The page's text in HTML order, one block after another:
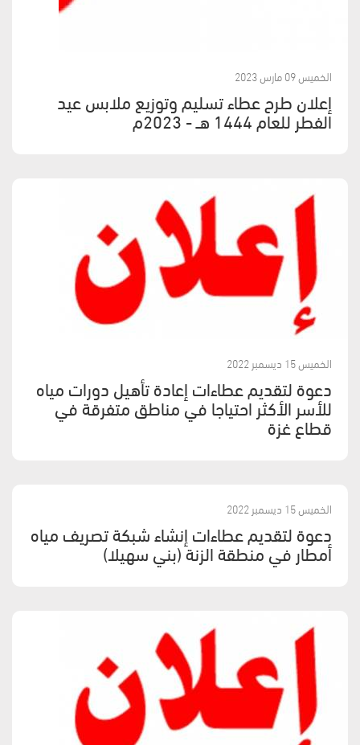
الخميس 09 مارس 2023
إعلان طرح عطاء تسليم وتوزيع ملابس عيد
الفطر للعام 1444 هــ - 2023م
الخميس 15 ديسمبر 2022
دعوة لتقديم عطاءات إعادة تأهيل دورات مياه
للأسر الأكثر احتياجا في مناطق متفرقة في
قطاع غزة
الخميس 15 ديسمبر 2022
دعوة لتقديم عطاءات إنشاء شبكة تصريف مياه
أمطار في منطقة الزنة (بني سهيلا)